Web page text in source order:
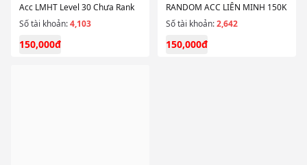
Acc LMHT Level 30 Chưa Rank
Số tài khoản:4,103
150,000đ
RANDOM ACC LIÊN MINH 150K
Số tài khoản:2,642
150,000đ